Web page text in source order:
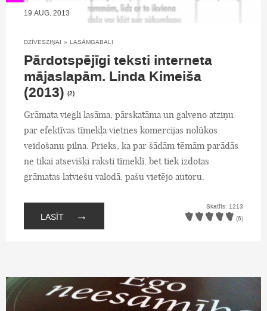
19.AUG, 2013
DZĪVESZIŅAI » LASĀMGABALI
Pārdotspējīgi teksti interneta
mājaslapām. Linda Kimeiša
(2013) (2)
Grāmata viegli lasāma, pārskatāma un galveno atziņu
par efektīvas tīmekļa vietnes komercijas nolūkos
veidošanu pilna. Prieks, ka par šādām tēmām parādās
ne tikai atsevišķi raksti tīmeklī, bet tiek izdotas
grāmatas latviešu valodā, pašu vietējo autoru.
LASĪT →
Skatīts: 1213
(6)